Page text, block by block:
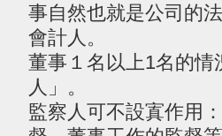
事自然也就是公司的
會計人。
董事１名以上1名的
人」。
監察人可不設寘作用